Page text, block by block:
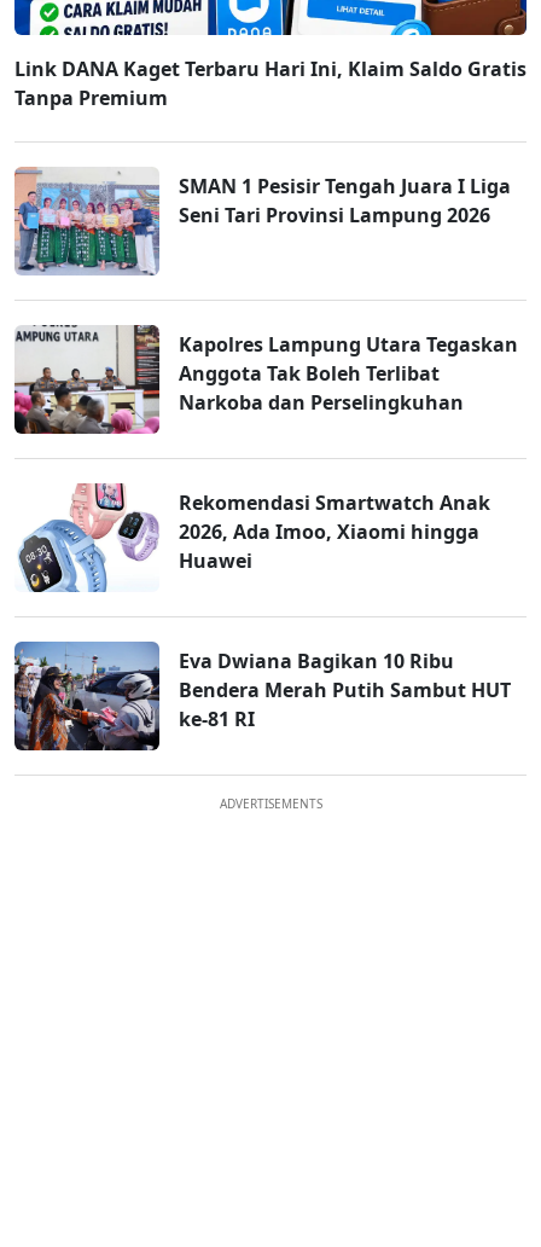
Link DANA Kaget Terbaru Hari Ini, Klaim Saldo Gratis
Tanpa Premium
SMAN 1 Pesisir Tengah Juara I Liga
Seni Tari Provinsi Lampung 2026
Kapolres Lampung Utara Tegaskan
Anggota Tak Boleh Terlibat
Narkoba dan Perselingkuhan
Rekomendasi Smartwatch Anak
2026, Ada Imoo, Xiaomi hingga
Huawei
Eva Dwiana Bagikan 10 Ribu
Bendera Merah Putih Sambut HUT
ke-81 RI
ADVERTISEMENTS